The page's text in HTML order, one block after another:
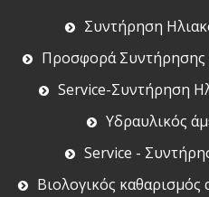
Συντήρηση
Προσφορά
Service-Συντήρηση
Υδραυλικός
Service -
Βιολογικός